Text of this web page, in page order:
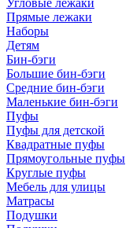
Угловые лежаки
Прямые лежаки
Наборы
Детям
Бин-бэги
Большие бин-бэги
Средние бин-бэги
Маленькие бин-бэги
Пуфы
Пуфы для детской
Квадратные пуфы
Прямоугольные пуфы
Круглые пуфы
Мебель для улицы
Матрасы
Подушки